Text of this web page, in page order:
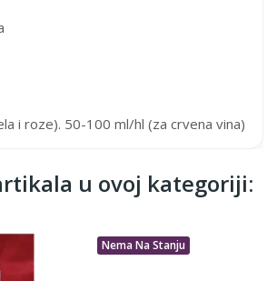
i roze). 50-100 ml/hl (za crvena vina)
u ovoj kategoriji:
Nema Na Stanju